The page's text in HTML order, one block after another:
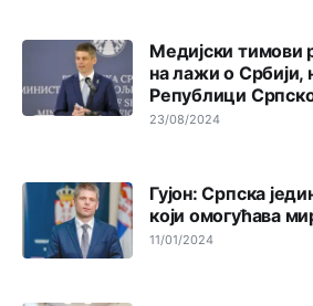
Медијски тимови
на лажи о Србији,
Републици
23/08/2024
Гујон: Српска
који омогућава
11/01/2024
Анонимно2806773 јуче 7:01
Косово више није у моди, Амери се
Анонимно2806721 јуче 7:23
Promjeni dilera